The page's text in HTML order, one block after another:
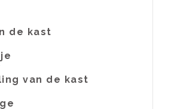
de kast
van de kast